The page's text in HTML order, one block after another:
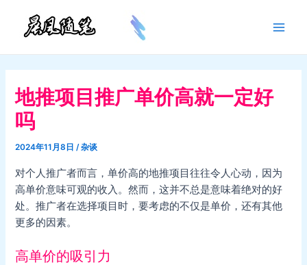
容
地推项目推广单价高就一定好
吗
2024年11月8日/杂谈
对个人推广者而言，单价高的地推项目往往令人心动，因为
高单价意味可观的收入。然而，这并不总是意味着绝对的好
处。推广者在选择项目时，要考虑的不仅是单价，还有其他
更多的因素。
高单价的吸引力